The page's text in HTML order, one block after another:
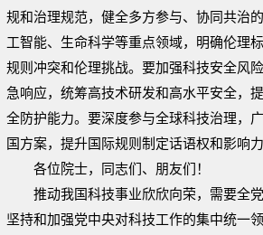
规和治理规范，健全多方参与、协同共治
工智能、生命科学等重点领域，明确伦理
规则冲突和伦理挑战。要加强科技安全风
急响应，统筹高技术研发和高水平安全，
全防护能力。要深度参与全球科技治理，
国方案，提升国际规则制定话语权和影响力
各位院士，同志们、朋友们！
推动我国科技事业欣欣向荣，需要全
坚持和加强党中央对科技工作的集中统一